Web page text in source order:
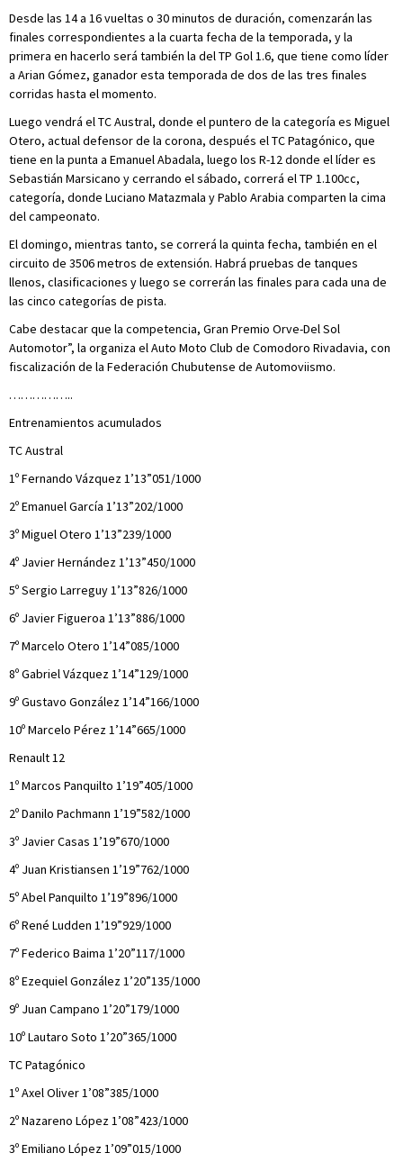
Desde las 14 a 16 vueltas o 30 minutos de duración, comenzarán las
finales correspondientes a la cuarta fecha de la temporada, y la
primera en hacerlo será también la del TP Gol 1.6, que tiene como líder
a Arian Gómez, ganador esta temporada de dos de las tres finales
corridas hasta el momento.
Luego vendrá el TC Austral, donde el puntero de la categoría es Miguel
Otero, actual defensor de la corona, después el TC Patagónico, que
tiene en la punta a Emanuel Abadala, luego los R-12 donde el líder es
Sebastián Marsicano y cerrando el sábado, correrá el TP 1.100cc,
categoría, donde Luciano Matazmala y Pablo Arabia comparten la cima
del campeonato.
El domingo, mientras tanto, se correrá la quinta fecha, también en el
circuito de 3506 metros de extensión. Habrá pruebas de tanques
llenos, clasificaciones y luego se correrán las finales para cada una de
las cinco categorías de pista.
Cabe destacar que la competencia, Gran Premio Orve-Del Sol
Automotor”, la organiza el Auto Moto Club de Comodoro Rivadavia, con
fiscalización de la Federación Chubutense de Automoviismo.
……………..
Entrenamientos acumulados
TC Austral
1º Fernando Vázquez 1’13”051/1000
2º Emanuel García 1’13”202/1000
3º Miguel Otero 1’13”239/1000
4º Javier Hernández 1’13”450/1000
5º Sergio Larreguy 1’13”826/1000
6º Javier Figueroa 1’13”886/1000
7º Marcelo Otero 1’14”085/1000
8º Gabriel Vázquez 1’14”129/1000
9º Gustavo González 1’14”166/1000
10º Marcelo Pérez 1’14”665/1000
Renault 12
1º Marcos Panquilto 1’19”405/1000
2º Danilo Pachmann 1’19”582/1000
3º Javier Casas 1’19”670/1000
4º Juan Kristiansen 1’19”762/1000
5º Abel Panquilto 1’19”896/1000
6º René Ludden 1’19”929/1000
7º Federico Baima 1’20”117/1000
8º Ezequiel González 1’20”135/1000
9º Juan Campano 1’20”179/1000
10º Lautaro Soto 1’20”365/1000
TC Patagónico
1º Axel Oliver 1’08”385/1000
2º Nazareno López 1’08”423/1000
3º Emiliano López 1’09”015/1000